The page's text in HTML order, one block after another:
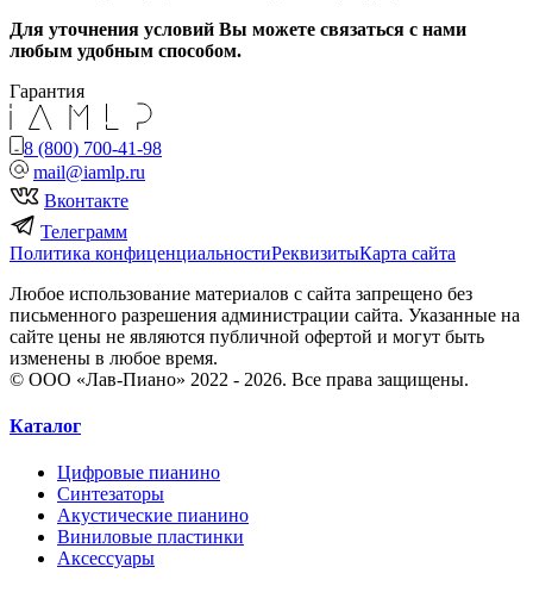
Для уточнения условий Вы можете связаться с нами
любым удобным способом.
Гарантия
8 (800) 700-41-98
mail@iamlp.ru
Вконтакте
Телеграмм
Политика конфиценциальностиРеквизитыКарта сайта
Любое использование материалов с сайта запрещено без
письменного разрешения администрации сайта. Указанные на
сайте цены не являются публичной офертой и могут быть
изменены в любое время.
© ООО «Лав-Пиано» 2022 - 2026. Все права защищены.
Каталог
Цифровые пианино
Синтезаторы
Акустические пианино
Виниловые пластинки
Аксессуары